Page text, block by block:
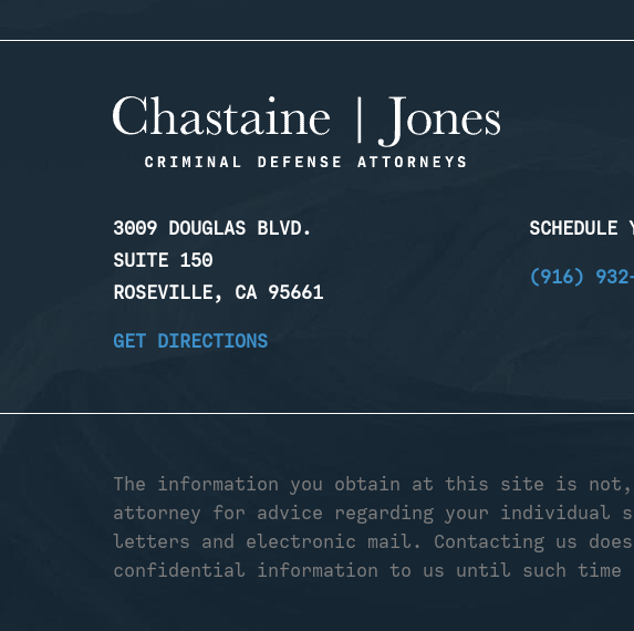
3009 DOUGLAS BLVD.
SUITE 150
ROSEVILLE, CA 95661
GET DIRECTIONS
SCHEDULE
(916)
The information you obtain at this site is
attorney for advice regarding your individual
letters and electronic mail. Contacting us
confidential information to us until such time